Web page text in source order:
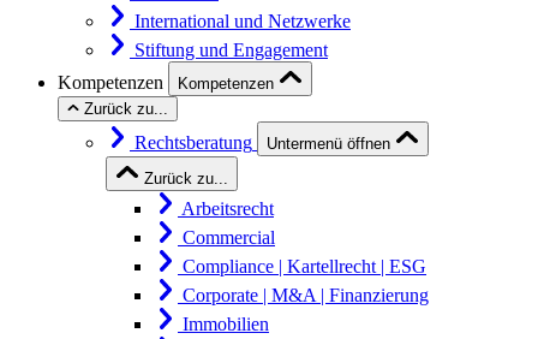
International und Netzwerke
Stiftung und Engagement
Kompetenzen
Kompetenzen
Zurück zu...
Rechtsberatung
Untermenü öffnen
Zurück zu...
Arbeitsrecht
Commercial
Compliance | Kartellrecht | ESG
Corporate | M&A | Finanzierung
Immobilien